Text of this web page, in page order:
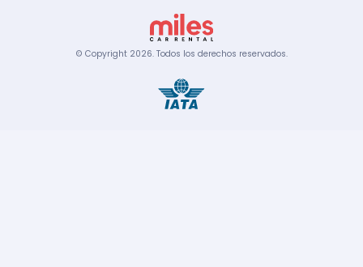
© Copyright 2026. Todos los derechos reservados.